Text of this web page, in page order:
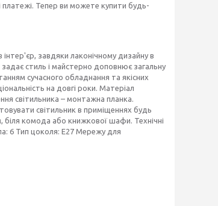
платежі. Тепер ви можете купити будь-
завдяки лаконічному дизайну в
стиль і майстерно доповнює загальну
сучасного обладнання та якісних
на довгі роки. Матеріал
світильника – монтажна планка.
світильник в приміщеннях будь
комода або книжкової шафи. Технічні
6 Тип цоколя: E27 Мережу для